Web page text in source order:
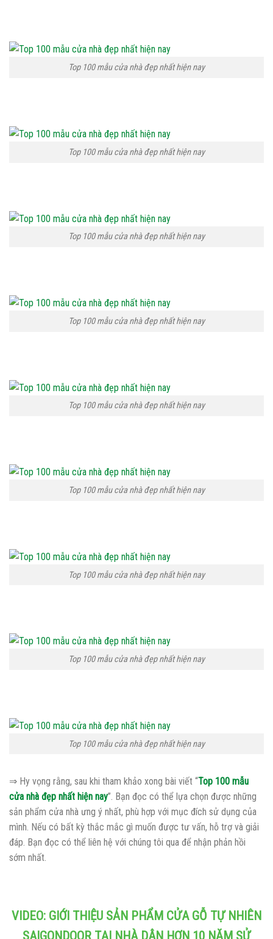
Top 100 mẫu cửa nhà đẹp nhất hiện nay
Top 100 mẫu cửa nhà đẹp nhất hiện nay
Top 100 mẫu cửa nhà đẹp nhất hiện nay
Top 100 mẫu cửa nhà đẹp nhất hiện nay
Top 100 mẫu cửa nhà đẹp nhất hiện nay
Top 100 mẫu cửa nhà đẹp nhất hiện nay
Top 100 mẫu cửa nhà đẹp nhất hiện nay
Top 100 mẫu cửa nhà đẹp nhất hiện nay
Top 100 mẫu cửa nhà đẹp nhất hiện nay
⇒ Hy vọng rằng, sau khi tham khảo xong bài viết “Top 100 mẫu
cửa nhà đẹp nhất hiện nay”. Bạn đọc có thể lựa chọn được những
sản phẩm cửa nhà ưng ý nhất, phù hợp với mục đích sử dụng của
mình. Nếu có bất kỳ thắc mắc gì muốn được tư vấn, hỗ trợ và giải
đáp. Bạn đọc có thể liên hệ với chúng tôi qua để nhận phản hồi
sớm nhất.
VIDEO: GIỚI THIỆU SẢN PHẨM CỬA GỖ TỰ NHIÊN
SAIGONDOOR TẠI NHÀ DÂN HƠN 10 NĂM SỬ